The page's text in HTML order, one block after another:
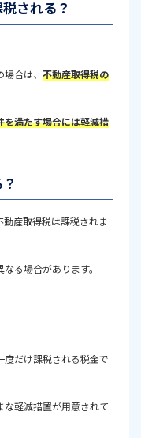
される？
合は、 不動産取得税の
を満たす場合には軽減措
産取得税は課税されま
る場合があります。
だけ課税される税金で
な軽減措置が用意されて